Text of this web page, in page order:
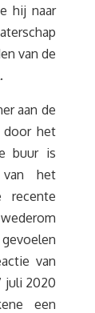
hij naar
van de
aan de
door het
buur is
van het
van
juli 2020
een